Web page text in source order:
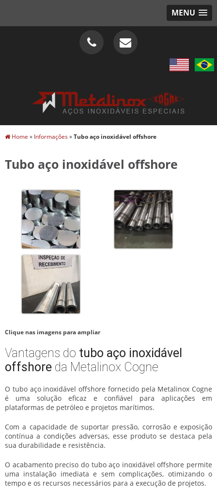
MENU
Home » Informações»Tubo aço inoxidável offshore
Tubo aço inoxidável offshore
Clique nas imagens para ampliar
Vantagens do tubo aço inoxidável
offshore da Metalinox Cogne
O tubo aço inoxidável offshore fornecido pela Metalinox Cogne
é uma solução eficaz e confiável para aplicações em
plataformas de petróleo e projetos marítimos.
Com a capacidade de suportar pressão, corrosão e exposição
contínua a condições adversas, esse produto se destaca pela
sua durabilidade e resistência.
O acabamento preciso do tubo aço inoxidável offshore permite
uma instalação imediata e sem complicações, otimizando o
tempo e os recursos necessários para a execução de projetos.